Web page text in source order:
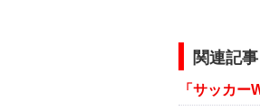
関連記事